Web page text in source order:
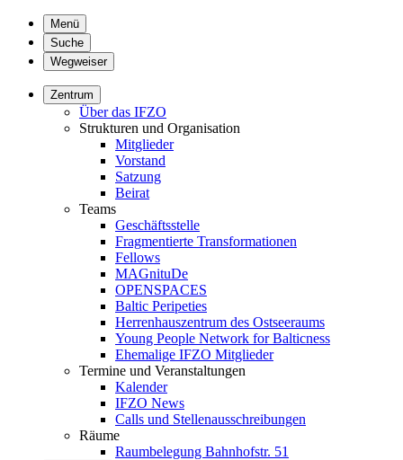
Menü
Suche
Wegweiser
Zentrum
Über das IFZO
Strukturen und Organisation
Mitglieder
Vorstand
Satzung
Beirat
Teams
Geschäftsstelle
Fragmentierte Transformationen
Fellows
MAGnituDe
OPENSPACES
Baltic Peripeties
Herrenhauszentrum des Ostseeraums
Young People Network for Balticness
Ehemalige IFZO Mitglieder
Termine und Veranstaltungen
Kalender
IFZO News
Calls und Stellenausschreibungen
Räume
Raumbelegung Bahnhofstr. 51